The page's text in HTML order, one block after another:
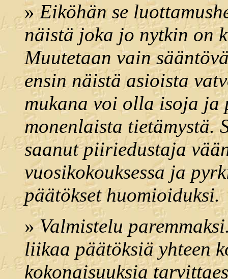
»Eiköhän se
näistä joka jo nytkin on
Muutetaan vain
ensin näistä asioista
mukana voi olla isoja ja
monenlaista tietämystä.
saanut piiriedustaja
vuosikokouksessa ja
päätökset huomioiduksi.
»Valmistelu
liikaa päätöksiä yhteen
kokonaisuuksia